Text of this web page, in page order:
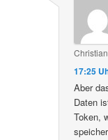
17:25
Aber
Daten
Token,